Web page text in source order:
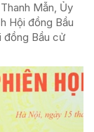
Mẫn, Ủy
Hội đồng Bầu
đồng Bầu cử